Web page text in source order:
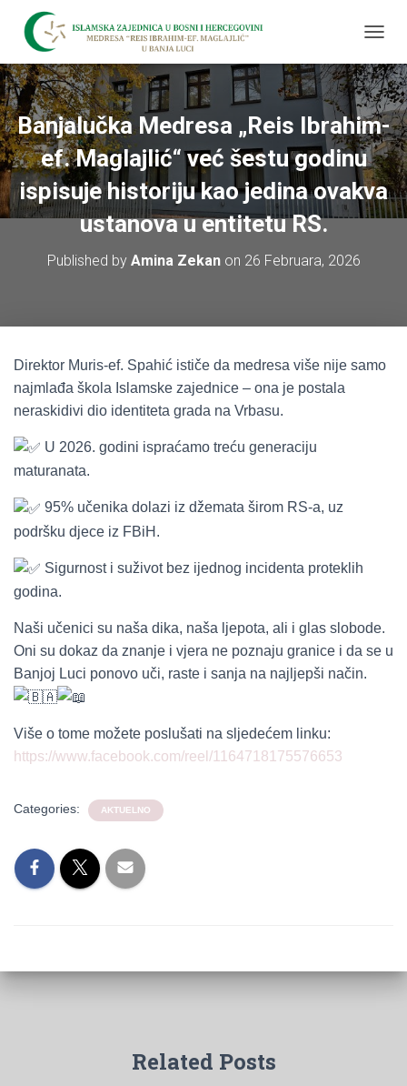
O
G
G
L
E
N
A
V
I
G
Banjalučka Medresa „Reis Ibrahim-
ef. Maglajlić“ već šestu godinu
ispisuje historiju kao jedina ovakva
ustanova u entitetu RS.
Published by Amina Zekanon 26 Februara, 2026
Direktor Muris-ef. Spahić ističe da medresa više nije samo
najmlađa škola Islamske zajednice – ona je postala
neraskidivi dio identiteta grada na Vrbasu.
U 2026. godini ispraćamo treću generaciju
maturanata.
95% učenika dolazi iz džemata širom RS-a, uz
podršku djece iz FBiH.
Sigurnost i suživot bez ijednog incidenta proteklih
godina.
Naši učenici su naša dika, naša ljepota, ali i glas slobode.
Oni su dokaz da znanje i vjera ne poznaju granice i da se u
Banjoj Luci ponovo uči, raste i sanja na najljepši način.
Više o tome možete poslušati na sljedećem linku:
https://www.facebook.com/reel/1164718175576653
Categories: AKTUELNO
Related Posts